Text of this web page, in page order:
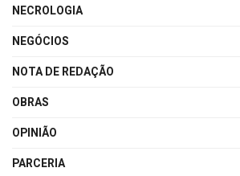
NECROLOGIA
NEGÓCIOS
NOTA DE REDAÇÃO
OBRAS
OPINIÃO
PARCERIA